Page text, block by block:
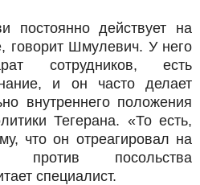
постоянно действует на
говорит Шмулевич. У него
сотрудников, есть
и он часто делает
внутреннего положения
Тегерана. «То есть,
что он отреагировал на
против посольства
специалист.